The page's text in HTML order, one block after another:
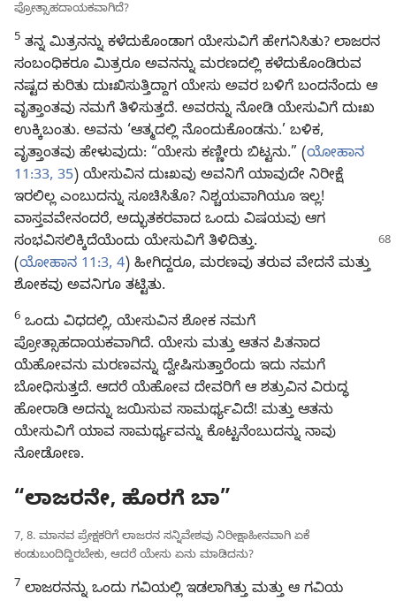
ಪ್ರೋತ್ಸಾಹದಾಯಕವಾಗಿದೆ?
5 ತನ್ನ ಮಿತ್ರನನ್ನು ಕಳೆದುಕೊಂಡಾಗ ಯೇಸುವಿಗೆ ಹೇಗನಿಸಿತು? ಲಾಜರನ
ಸಂಬಂಧಿಕರೂ ಮಿತ್ರರೂ ಅವನನ್ನು ಮರಣದಲ್ಲಿ ಕಳೆದುಕೊಂಡಿರುವ
ನಷ್ಟದ ಕುರಿತು ದುಃಖಿಸುತ್ತಿದ್ದಾಗ ಯೇಸು ಅವರ ಬಳಿಗೆ ಬಂದನೆಂದು ಆ
ವೃತ್ತಾಂತವು ನಮಗೆ ತಿಳಿಸುತ್ತದೆ. ಅವರನ್ನು ನೋಡಿ ಯೇಸುವಿಗೆ ದುಃಖ
ಉಕ್ಕಿಬಂತು. ಅವನು ‘ಆತ್ಮದಲ್ಲಿ ನೊಂದುಕೊಂಡನು.’ ಬಳಿಕ,
ವೃತ್ತಾಂತವು ಹೇಳುವುದು: “ಯೇಸು ಕಣ್ಣೀರು ಬಿಟ್ಟನು.” (ಯೋಹಾನ
11:33, 35) ಯೇಸುವಿನ ದುಃಖವು ಅವನಿಗೆ ಯಾವುದೇ ನಿರೀಕ್ಷೆ
ಇರಲಿಲ್ಲ ಎಂಬುದನ್ನು ಸೂಚಿಸಿತೊ? ನಿಶ್ಚಯವಾಗಿಯೂ ಇಲ್ಲ!
ವಾಸ್ತವವೇನಂದರೆ, ಅದ್ಭುತಕರವಾದ ಒಂದು ವಿಷಯವು ಆಗ
ಸಂಭವಿಸಲಿಕ್ಕಿದೆಯೆಂದು ಯೇಸುವಿಗೆ ತಿಳಿದಿತ್ತು.
(ಯೋಹಾನ 11:3, 4) ಹೀಗಿದ್ದರೂ, ಮರಣವು ತರುವ ವೇದನೆ ಮತ್ತು
ಶೋಕವು ಅವನಿಗೂ ತಟ್ಟಿತು.
6 ಒಂದು ವಿಧದಲ್ಲಿ, ಯೇಸುವಿನ ಶೋಕ ನಮಗೆ
ಪ್ರೋತ್ಸಾಹದಾಯಕವಾಗಿದೆ. ಯೇಸು ಮತ್ತು ಆತನ ಪಿತನಾದ
ಯೆಹೋವನು ಮರಣವನ್ನು ದ್ವೇಷಿಸುತ್ತಾರೆಂದು ಇದು ನಮಗೆ
ಬೋಧಿಸುತ್ತದೆ. ಆದರೆ ಯೆಹೋವ ದೇವರಿಗೆ ಆ ಶತ್ರುವಿನ ವಿರುದ್ಧ
ಹೋರಾಡಿ ಅದನ್ನು ಜಯಿಸುವ ಸಾಮರ್ಥ್ಯವಿದೆ! ಮತ್ತು ಆತನು
ಯೇಸುವಿಗೆ ಯಾವ ಸಾಮರ್ಥ್ಯವನ್ನು ಕೊಟ್ಟನೆಂಬುದನ್ನು ನಾವು
ನೋಡೋಣ.
“ಲಾಜರನೇ, ಹೊರಗೆ ಬಾ”
7, 8. ಮಾನವ ಪ್ರೇಕ್ಷಕರಿಗೆ ಲಾಜರನ ಸನ್ನಿವೇಶವು ನಿರೀಕ್ಷಾಹೀನವಾಗಿ ಏಕೆ
ಕಂಡುಬಂದಿದ್ದಿರಬೇಕು, ಆದರೆ ಯೇಸು ಏನು ಮಾಡಿದನು?
7 ಲಾಜರನನ್ನು ಒಂದು ಗವಿಯಲ್ಲಿ ಇಡಲಾಗಿತ್ತು ಮತ್ತು ಆ ಗವಿಯ